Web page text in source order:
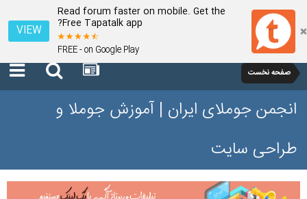
Read forum faster on mobile. Get the
Free Tapatalk app?
FREE - on Google Play
VIEW
صفحه نخست
انجمن جوملای ایران | آموزش جوملا و
طراحی سایت